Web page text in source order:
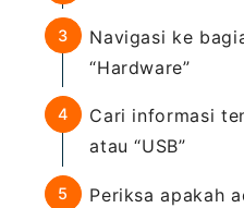
Navigasi ke
“Hardware”
Cari informasi
atau “USB”
Periksa apakah